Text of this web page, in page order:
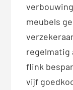
meubels
regelmatig
flink
vijf